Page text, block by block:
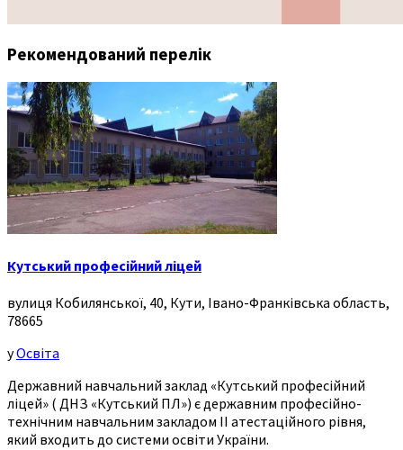
Рекомендований перелік
Кутський професійний ліцей
вулиця Кобилянської, 40, Кути, Івано-Франківська область,
78665
уОсвіта
Державний навчальний заклад «Кутський професійний
ліцей» ( ДНЗ «Кутський ПЛ») є державним професійно-
технічним навчальним закладом ІІ атестаційного рівня,
який входить до системи освіти України.